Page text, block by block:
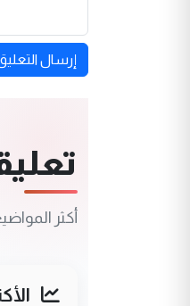
إرسال
أكثر